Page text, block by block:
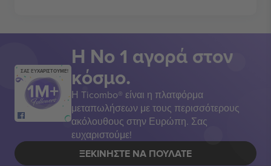
ΣΑΣ ΕΥΧΑΡΙΣΤΟΥΜΕ!
Η Νο 1 αγορά στον
κόσμο.
Η Ticombo® είναι η πλατφόρμα
μεταπωλήσεων με τους περισσότερους
ακόλουθους στην Ευρώπη. Σας
ευχαριστούμε!
ΞΕΚΙΝΉΣΤΕ ΝΑ ΠΟΥΛΆΤΕ